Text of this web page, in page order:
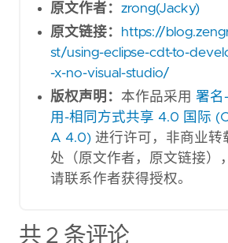
原文作者： zrong(Jacky)
原文链接：
https://
st/using-eclipse-cdt-to-
-x-no-visual-studio/
版权声明： 本作品采用 署名
用-相同方式共享 4.0 国际
A 4.0)进行许可，非商业转
处（原文作者，原文链接）
请联系作者获得授权。